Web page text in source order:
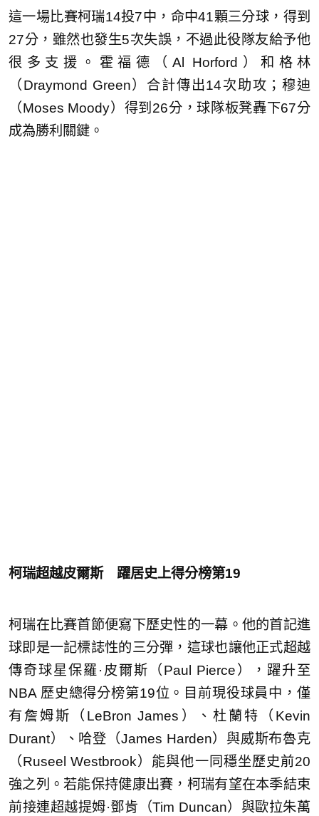
這一場比賽柯瑞14投7中，命中41顆三分球，得到
27分，雖然也發生5次失誤，不過此役隊友給予他
很多支援。霍福德（Al Horford）和格林
（Draymond Green）合計傳出14次助攻；穆迪
（Moses Moody）得到26分，球隊板凳轟下67分
成為勝利關鍵。
柯瑞超越皮爾斯 躍居史上得分榜第19
柯瑞在比賽首節便寫下歷史性的一幕。他的首記進
球即是一記標誌性的三分彈，這球也讓他正式超越
傳奇球星保羅·皮爾斯（Paul Pierce），躍升至
NBA 歷史總得分榜第19位。目前現役球員中，僅
有詹姆斯（LeBron James）、杜蘭特（Kevin
Durant）、哈登（James Harden）與威斯布魯克
（Ruseel Westbrook）能與他一同穩坐歷史前20
強之列。若能保持健康出賽，柯瑞有望在本季結束
前接連超越提姆·鄧肯（Tim Duncan）與歐拉朱萬